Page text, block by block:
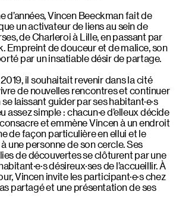
d’années, Vincen Beeckman fait de
un activateur de liens au sein de
de Charleroi à Lille, en passant par
Empreint de douceur et de malice, son
par un insatiable désir de partage.
il souhaitait revenir dans la cité
de nouvelles rencontres et continuer
laissant guider par ses habitant·e·s
assez simple : chacun·e d’elleux décide
et emmène Vincen à un endroit
de façon particulière en ellui et le
une personne de son cercle. Ses
de découvertes se clôturent par une
désireux·ses de l’accueillir. À
Vincen invite les participant·e·s chez
partagé et une présentation de ses